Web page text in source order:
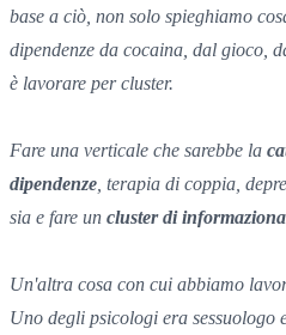
base a ciò, non solo spieghiamo
dipendenze da cocaina, dal gioco,
è lavorare per cluster.
Fare una verticale che sarebbe la
dipendenze , terapia di coppia,
sia e fare un cluster di
Un'altra cosa con cui abbiamo
Uno degli psicologi era sessuologo